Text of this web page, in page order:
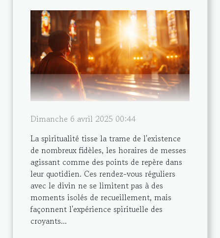
Dimanche 6 avril 2025 00:44
La spiritualité tisse la trame de l'existence
de nombreux fidèles, les horaires de messes
agissant comme des points de repère dans
leur quotidien. Ces rendez-vous réguliers
avec le divin ne se limitent pas à des
moments isolés de recueillement, mais
façonnent l'expérience spirituelle des
croyants...